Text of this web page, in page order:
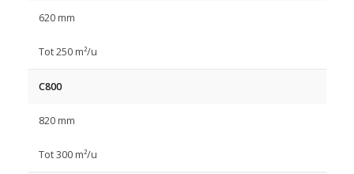
620 mm
Tot 250 m²/u
C800
820 mm
Tot 300 m²/u